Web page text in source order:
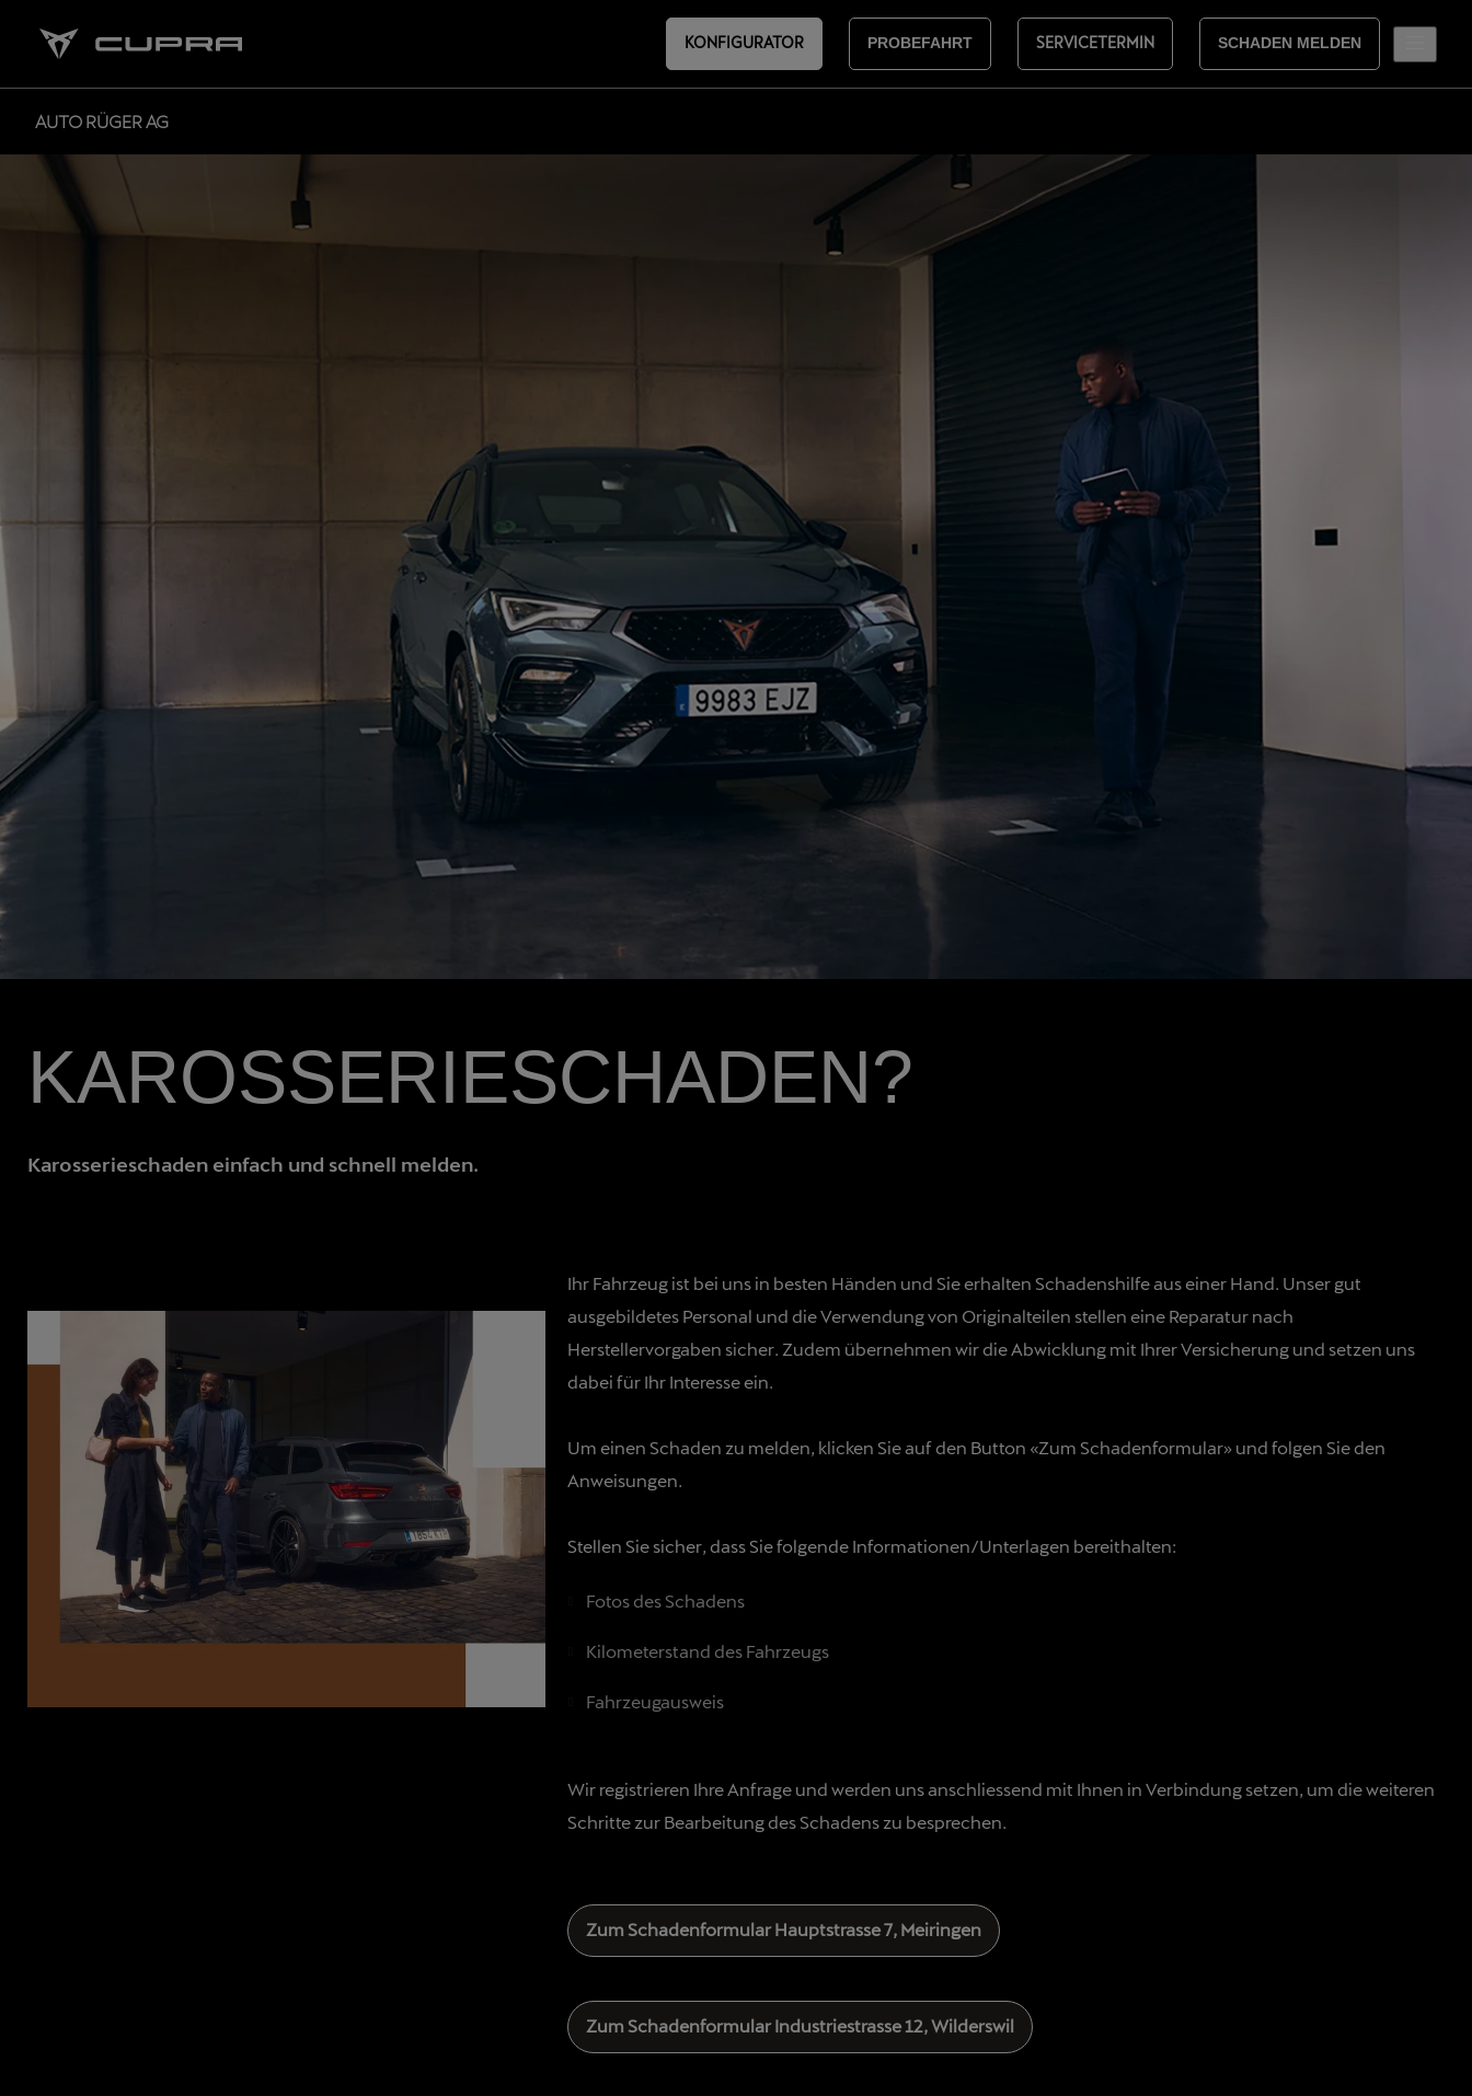
KONFIGURATOR PROBEFAHRT SERVICETERMIN SCHADEN MELDEN
AUTO RÜGER AG
KAROSSERIESCHADEN?
Karosserieschaden einfach und schnell melden.
Ihr Fahrzeug ist bei uns in besten Händen und Sie erhalten Schadenshilfe aus einer Hand. Unser gut
ausgebildetes Personal und die Verwendung von Originalteilen stellen eine Reparatur nach
Herstellervorgaben sicher. Zudem übernehmen wir die Abwicklung mit Ihrer Versicherung und setzen uns
dabei für Ihr Interesse ein.
Um einen Schaden zu melden, klicken Sie auf den Button «Zum Schadenformular» und folgen Sie den
Anweisungen.
Stellen Sie sicher, dass Sie folgende Informationen/Unterlagen bereithalten:
Fotos des Schadens
Kilometerstand des Fahrzeugs
Fahrzeugausweis
Wir registrieren Ihre Anfrage und werden uns anschliessend mit Ihnen in Verbindung setzen, um die weiteren
Schritte zur Bearbeitung des Schadens zu besprechen.
Zum Schadenformular Hauptstrasse 7, Meiringen
Zum Schadenformular Industriestrasse 12, Wilderswil